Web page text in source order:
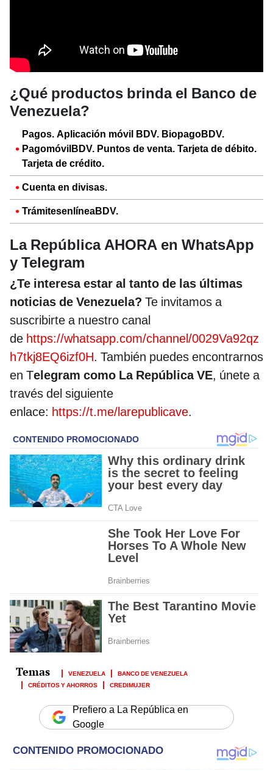
¿Qué productos brinda el Banco de
Venezuela?
Pagos. Aplicación móvil BDV. BiopagoBDV.
PagomóvilBDV. Puntos de venta. Tarjeta de débito.
Tarjeta de crédito.
Cuenta en divisas.
TrámitesenlíneaBDV.
La República AHORA en WhatsApp
y Telegram
¿Te interesa estar al tanto de las últimas
noticias de Venezuela? Te invitamos a
suscribirte a nuestro canal
de https://whatsapp.com/channel/0029Va92qz
h7tkj8EQ6izf0H. También puedes encontrarnos
en Telegram como La República VE, únete a
través del siguiente
enlace: https://t.me/larepublicave.
VENEZUELA
BANCO DE VENEZUELA
CRÉDITOS Y AHORROS
CREDIMUJER
Prefiero a La República en
Google